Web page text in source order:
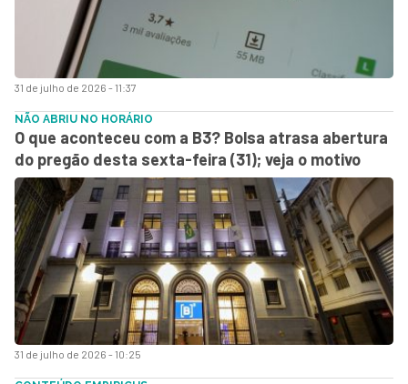
31 de julho de 2026 - 11:37
31 de julho de 2026 - 10:25
NÃO ABRIU NO HORÁRIO
O que aconteceu com a B3? Bolsa atrasa abertura
do pregão desta sexta-feira (31); veja o motivo